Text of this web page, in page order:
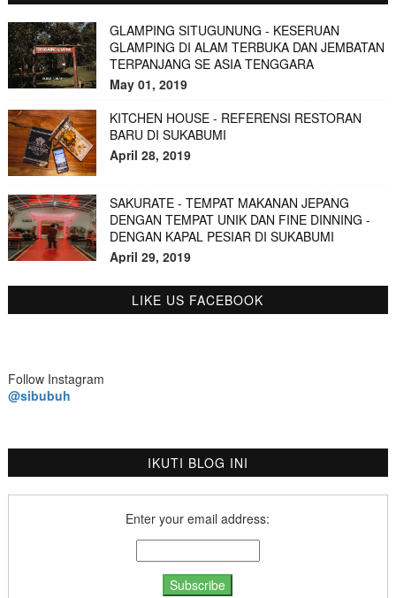
GLAMPING SITUGUNUNG - KESERUAN
GLAMPING DI ALAM TERBUKA DAN JEMBATAN
TERPANJANG SE ASIA TENGGARA
May 01, 2019
KITCHEN HOUSE - REFERENSI RESTORAN
BARU DI SUKABUMI
April 28, 2019
SAKURATE - TEMPAT MAKANAN JEPANG
DENGAN TEMPAT UNIK DAN FINE DINNING -
DENGAN KAPAL PESIAR DI SUKABUMI
April 29, 2019
LIKE US FACEBOOK
Follow Instagram
@sibubuh
IKUTI BLOG INI
Enter your email address: